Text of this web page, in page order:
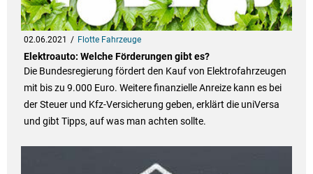
02.06.2021 Flotte Fahrzeuge
Elektroauto: Welche Förderungen gibt es?
Die Bundesregierung fördert den Kauf von Elektrofahrzeugen
mit bis zu 9.000 Euro. Weitere finanzielle Anreize kann es bei
der Steuer und Kfz-Versicherung geben, erklärt die uniVersa
und gibt Tipps, auf was man achten sollte.